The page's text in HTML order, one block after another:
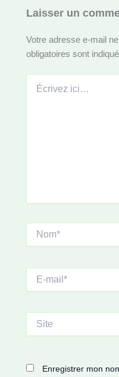
Laisser un
Votre adresse e-mail
obligatoires sont
ici…
Nom*
mail*
Site
Enregistrer mon